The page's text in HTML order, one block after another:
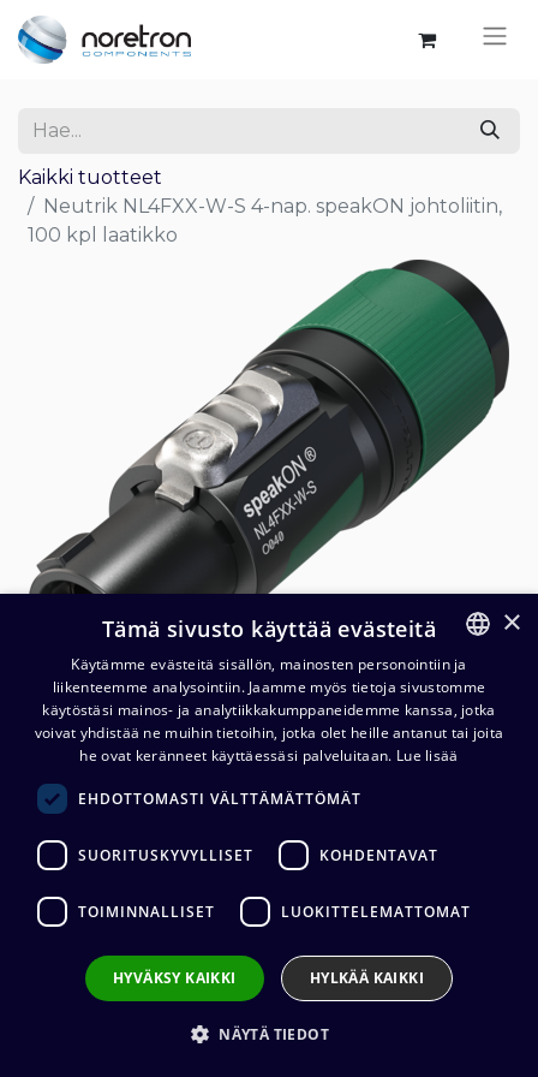
Kaikki tuotteet
Neutrik NL4FXX-W-S 4-nap. speakON johtoliitin,
100 kpl laatikko
Neutrik NL4FXX-W-S 4-nap.
speakON johtoliitin, 100 kpl
laatikko
683,20 (alv. 0 %)
Liittimen valmistaja:Neutrik
Liittimen tyyppi:speakON 4-nap.
Liittimen sukupuoli:Naaras
6 - 12 mm
FINNISH
ENGLISH
×
Tämä sivusto käyttää evästeitä
Käytämme evästeitä sisällön, mainosten personointiin ja
liikenteemme analysointiin. Jaamme myös tietoja sivustomme
käytöstäsi mainos- ja analytiikkakumppaneidemme kanssa, jotka
voivat yhdistää ne muihin tietoihin, jotka olet heille antanut tai joita
he ovat keränneet käyttäessäsi palveluitaan. Lue lisää
EHDOTTOMASTI VÄLTTÄMÄTTÖMÄT
SUORITUSKYVYLLISET KOHDENTAVAT
TOIMINNALLISET LUOKITTELEMATTOMAT
HYVÄKSY KAIKKI HYLKÄÄ KAIKKI
NÄYTÄ TIEDOT